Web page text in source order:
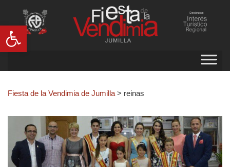
Abrir barra de herramientas
Fiesta de la Vendimia de Jumilla > reinas